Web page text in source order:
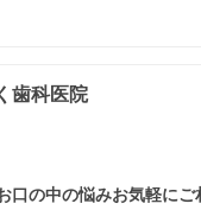
歯科医院
の中の悩みお気軽にご